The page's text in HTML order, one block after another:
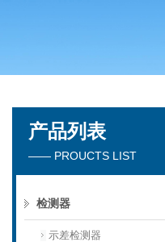
天津琛航科苑科技发展有限公司
产品列表
—— PROUCTS LIST
检测器
示差检测器